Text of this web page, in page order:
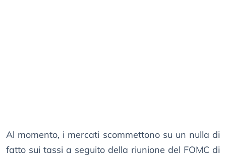
Al momento, i mercati scommettono su un nulla di
fatto sui tassi a seguito della riunione del FOMC di